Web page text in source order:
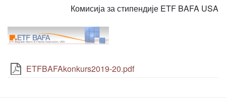
Комисија за стипендије ETF BAFA USA
ETFBAFAkonkurs2019-20.pdf